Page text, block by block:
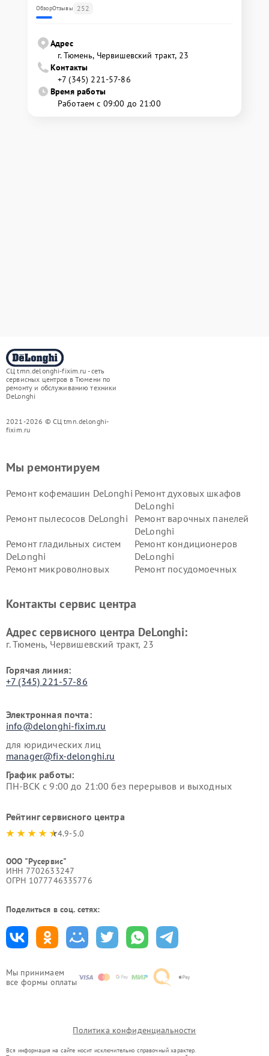
ОбзорОтзывы 252
Адрес
г. Тюмень, ​Червишевский тракт, 23
Контакты
+7 (345) 221-57-86
Время работы
Работаем с 09:00 до 21:00
СЦ tmn.delonghi-fixim.ru - сеть
сервисных центров в Тюмени по
ремонту и обслуживанию техники
DeLonghi
2021-2026 © СЦ tmn.delonghi-
fixim.ru
Мы принимаем
все формы оплаты
Мы ремонтируем
Ремонт кофемашин DeLonghi Ремонт духовых шкафов
DeLonghi
Ремонт пылесосов DeLonghi
Ремонт варочных панелей
DeLonghi
Ремонт гладильных систем
DeLonghi
Ремонт кондиционеров
DeLonghi
Ремонт микроволновых
Ремонт посудомоечных
DeLonghi
DeLonghi
Контакты сервис центра
Адрес сервисного центра DeLonghi:
г. Тюмень, ​Червишевский тракт, 23
Горячая линия:
+7 (345) 221-57-86
Электронная почта:
info@delonghi-fixim.ru
для юридических лиц
manager@fix-delonghi.ru
График работы:
ПН-ВСК с 9:00 до 21:00 без перерывов и выходных
Рейтинг сервисного центра
4.9-5.0
ООО "Русервис"
ИНН 7702633247
ОГРН 1077746335776
Поделиться в соц. сетях:
Политика конфиденциальности
Вся информация на сайте носит исключительно справочный характер.